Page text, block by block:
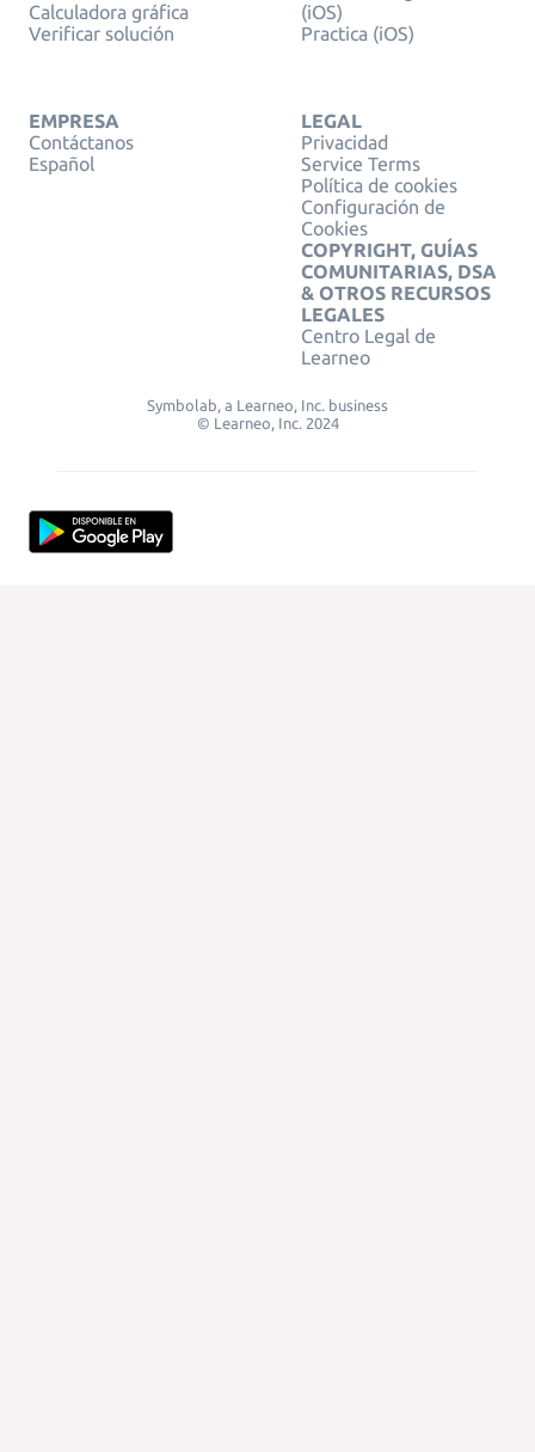
Calculadora gráfica
Verificar solución
(iOS)
Practica (iOS)
EMPRESA
Contáctanos
Español
LEGAL
Privacidad
Service Terms
Política de cookies
Configuración de
Cookies
COPYRIGHT, GUÍAS
COMUNITARIAS, DSA
& OTROS RECURSOS
LEGALES
Centro Legal de
Learneo
Symbolab, a Learneo, Inc. business
© Learneo, Inc. 2024